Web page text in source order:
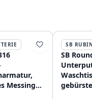
Messing
SB
SB